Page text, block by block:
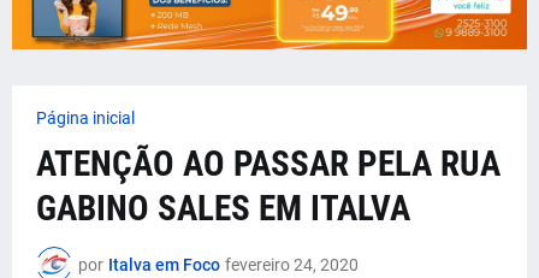
Página inicial
ATENÇÃO AO PASSAR PELA RUA
GABINO SALES EM ITALVA
por Italva em Foco fevereiro 24, 2020